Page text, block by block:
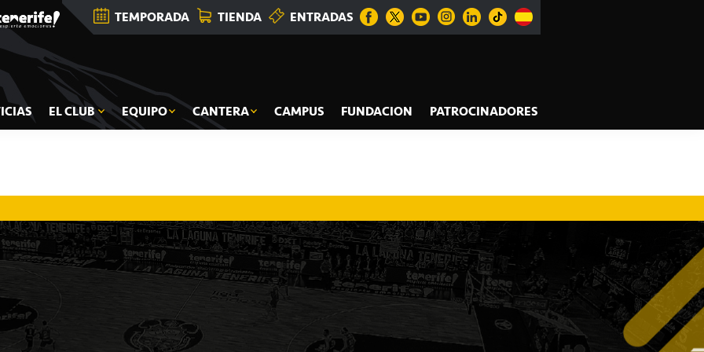
TEMPORADA TIENDA ENTRADAS
EL CLUB EQUIPO CANTERA CAMPUS FUNDACION
PATROCINADORES